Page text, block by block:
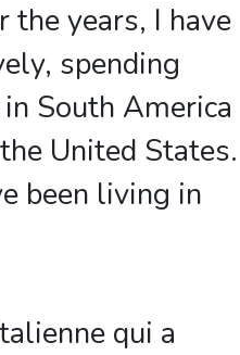
years, I have
spending
South America
United States.
been living in
qui a